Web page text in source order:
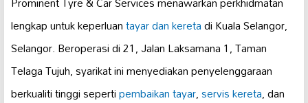
lengkap untuk keperluantayar dan keretadi Kuala Selangor,
Selangor. Beroperasi di 21, Jalan Laksamana 1, Taman
Telaga Tujuh, syarikat ini menyediakan penyelenggaraan
berkualiti tinggi sepertipembaikan tayar,servis kereta, dan